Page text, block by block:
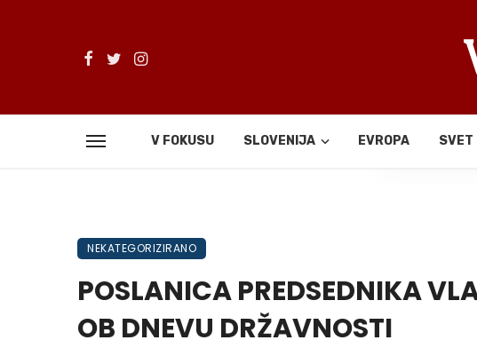
V FOKUSU SLOVENIJA EVROPA SVET
Deli
NEKATEGORIZIRANO
POSLANICA PREDSEDNIKA
OB DNEVU DRŽAVNOSTI